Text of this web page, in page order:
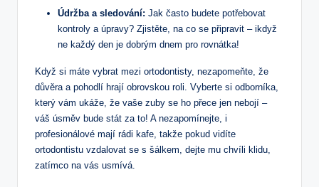
Údržba a sledování: Jak často budete potřebovat
kontroly a úpravy? Zjistěte, na co se připravit – ikdyž
ne každý den je dobrým dnem pro rovnátka!
Když si máte vybrat mezi ortodontisty, nezapomeňte, že
důvěra a pohodlí hrají obrovskou roli. Vyberte si odborníka,
který vám ukáže, že vaše zuby se ho přece jen nebojí –
váš úsměv bude stát za to! A nezapomínejte, i
profesionálové mají rádi kafe, takže pokud vidíte
ortodontistu vzdalovat se s šálkem, dejte mu chvíli klidu,
zatímco na vás usmívá.